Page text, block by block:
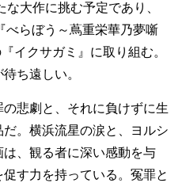
大作に挑む予定であり、
べらぼう～蔦重栄華乃夢噺
イクサガミ』に取り組む。
ち遠しい。
悲劇と、それに負けずに生
。横浜流星の涙と、ヨルシ
、観る者に深い感動を与
す力を持っている。冤罪と